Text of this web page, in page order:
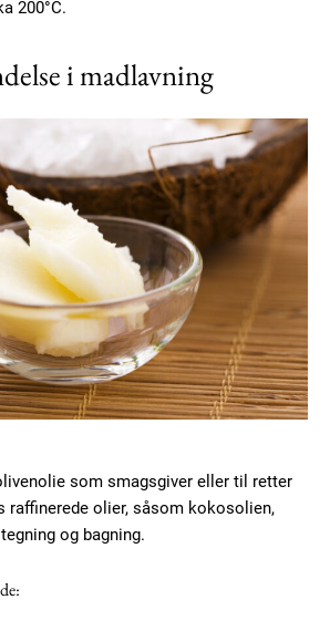
200°C.
i madlavning
som smagsgiver eller til retter
raffinerede olier, såsom kokosolien,
og bagning.